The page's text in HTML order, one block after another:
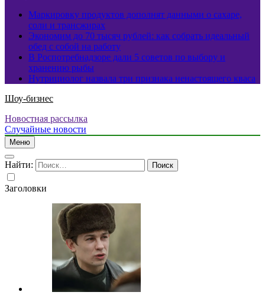
Маркировку продуктов дополнят данными о сахаре,
соли и трансжирах
Экономим до 70 тысяч рублей: как собрать идеальный
обед с собой на работу
В Роспотребнадзоре дали 5 советов по выбору и
хранению рыбы
Нутрициолог назвала три признака ненастоящего кваса
Шоу-бизнес
Новостная рассылка
Случайные новости
Меню
Найти:
Заголовки